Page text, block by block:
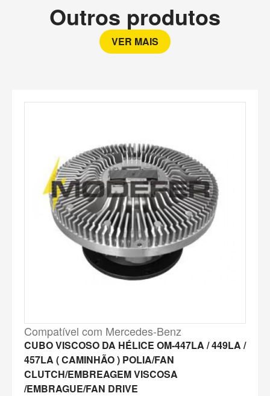
Outros produtos
VER MAIS
Compatível com Mercedes-Benz
CUBO VISCOSO DA HÉLICE OM-447LA / 449LA /
457LA ( CAMINHÃO ) POLIA/FAN
CLUTCH/EMBREAGEM VISCOSA
/EMBRAGUE/FAN DRIVE